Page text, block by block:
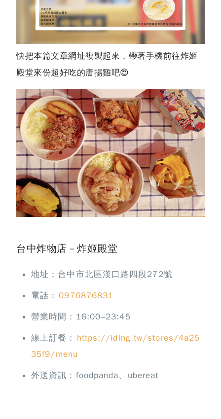
快把本篇文章網址複製起來，帶著手機前往炸姬
殿堂來份超好吃的唐揚雞吧😍
台中炸物店－炸姬殿堂
地址：台中市北區漢口路四段272號
電話： 0976876831
營業時間：16:00–23:45
線上訂餐： https://iding.tw/stores/4a25
35f9/menu
外送資訊：foodpanda、ubereat